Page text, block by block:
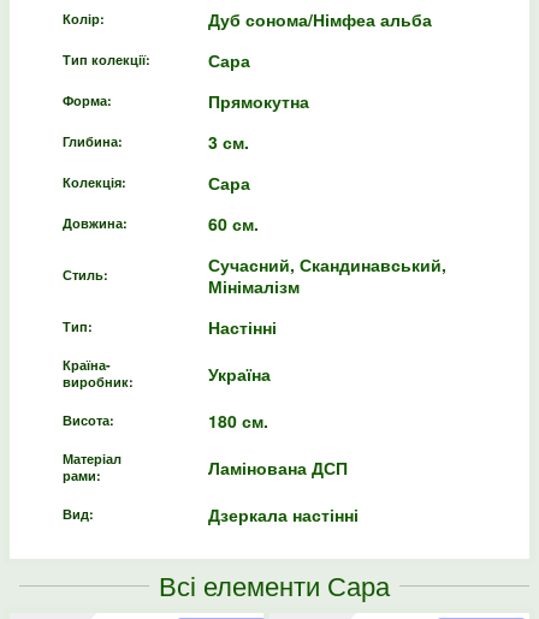
Колір: Дуб сонома/Німфеа альба
Тип колекції: Сара
Форма: Прямокутна
Глибина: 3 см.
Колекція: Сара
Довжина: 60 см.
Стиль:
Сучасний, Скандинавський,
Мінімалізм
Тип: Настінні
Країна-
виробник:
Україна
Висота: 180 см.
Матеріал
рами:
Ламінована ДСП
Вид: Дзеркала настінні
Всі елементи Сара